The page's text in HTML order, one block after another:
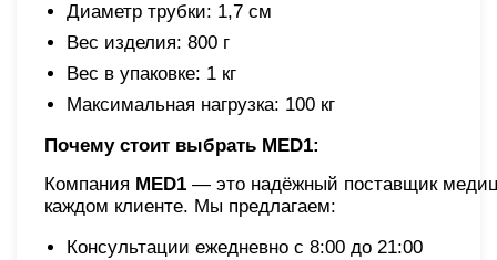
Диаметр трубки: 1,7 см
Вес изделия: 800 г
Вес в упаковке: 1 кг
Максимальная нагрузка: 100 кг
Почему стоит выбрать MED1:
Компания MED1 — это надёжный поставщик
каждом клиенте. Мы предлагаем:
Консультации ежедневно с 8:00 до 21:00